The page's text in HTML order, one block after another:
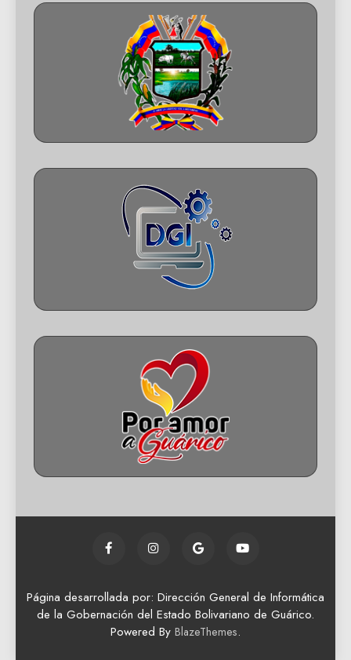
Página desarrollada por: Dirección General de Informática
de la Gobernación del Estado Bolivariano de Guárico.
Powered By BlazeThemes.